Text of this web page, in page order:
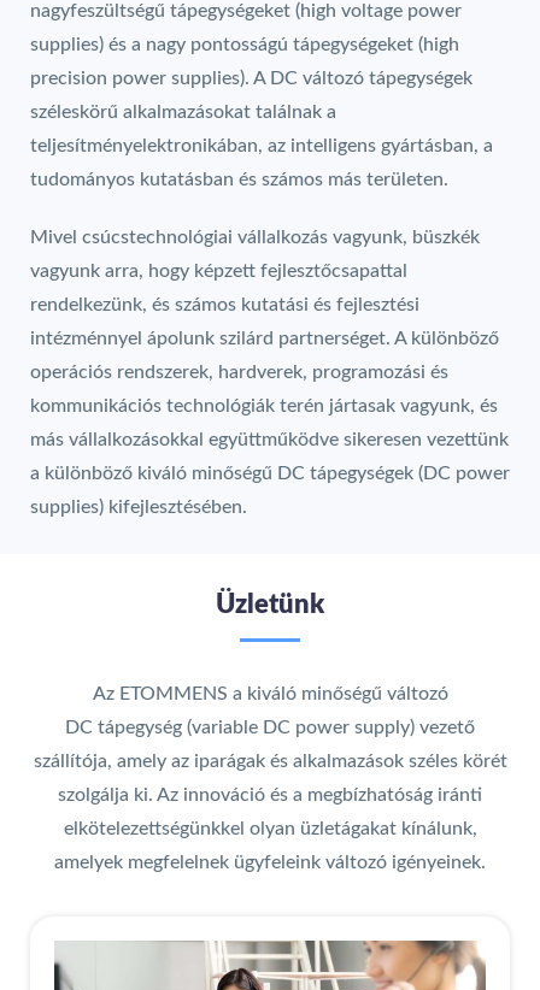
nagyfeszültségű tápegységeket (high voltage power
supplies) és a nagy pontosságú tápegységeket (high
precision power supplies). A DC változó tápegységek
széleskörű alkalmazásokat találnak a
teljesítményelektronikában, az intelligens gyártásban, a
tudományos kutatásban és számos más területen.
Mivel csúcstechnológiai vállalkozás vagyunk, büszkék
vagyunk arra, hogy képzett fejlesztőcsapattal
rendelkezünk, és számos kutatási és fejlesztési
intézménnyel ápolunk szilárd partnerséget. A különböző
operációs rendszerek, hardverek, programozási és
kommunikációs technológiák terén jártasak vagyunk, és
más vállalkozásokkal együttműködve sikeresen vezettünk
a különböző kiváló minőségű DC tápegységek (DC power
supplies) kifejlesztésében.
Üzletünk
Az ETOMMENS a kiváló minőségű változó
DC tápegység (variable DC power supply) vezető
szállítója, amely az iparágak és alkalmazások széles körét
szolgálja ki. Az innováció és a megbízhatóság iránti
elkötelezettségünkkel olyan üzletágakat kínálunk,
amelyek megfelelnek ügyfeleink változó igényeinek.